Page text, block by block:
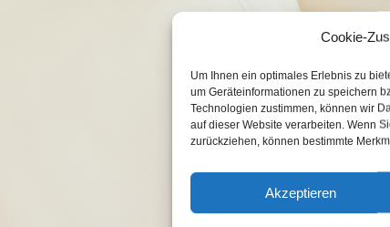
Cookie-
Um Ihnen ein optimales Erlebnis zu
um Geräteinformationen zu speichern
Technologien zustimmen, können wir
auf dieser Website verarbeiten. Wenn
zurückziehen, können bestimmte
Akzeptieren